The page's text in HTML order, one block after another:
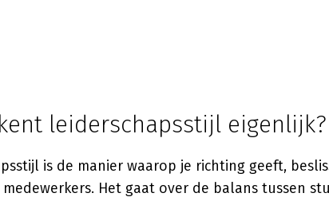
leiderschapsstijl eigenlijk?
is de manier waarop je richting geeft,
Het gaat over de balans tussen